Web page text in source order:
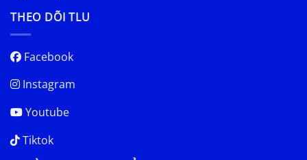
THEO DÕI TLU
Facebook
Instagram
Youtube
Tiktok